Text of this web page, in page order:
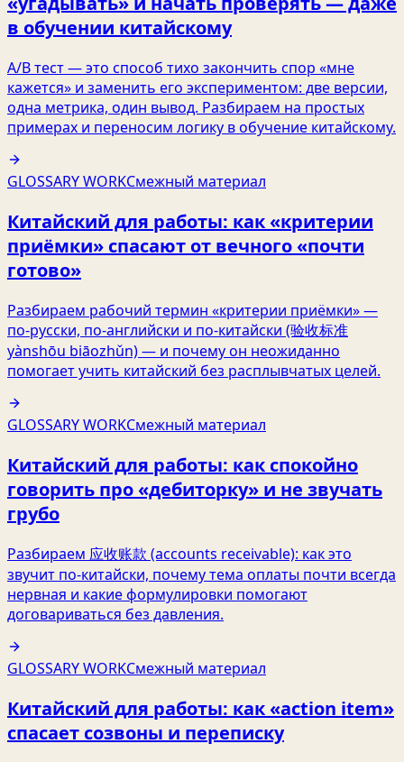
в обучении китайскому
A/B тест — это способ тихо закончить спор «мне
кажется» и заменить его экспериментом: две версии,
одна метрика, один вывод. Разбираем на простых
примерах и переносим логику в обучение китайскому.
GLOSSARY WORKСмежный материал
Китайский для работы: как «критерии
приёмки» спасают от вечного «почти
готово»
Разбираем рабочий термин «критерии приёмки» —
по‑русски, по‑английски и по‑китайски (验收标准
yànshōu biāozhǔn) — и почему он неожиданно
помогает учить китайский без расплывчатых целей.
GLOSSARY WORKСмежный материал
Китайский для работы: как спокойно
говорить про «дебиторку» и не звучать
грубо
Разбираем 应收账款 (accounts receivable): как это
звучит по‑китайски, почему тема оплаты почти всегда
нервная и какие формулировки помогают
договариваться без давления.
GLOSSARY WORKСмежный материал
Китайский для работы: как «action item»
спасает созвоны и переписку